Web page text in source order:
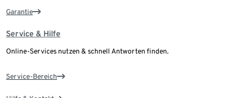
Garantie
Service & Hilfe
Online-Services nutzen & schnell Antworten finden.
Service-Bereich